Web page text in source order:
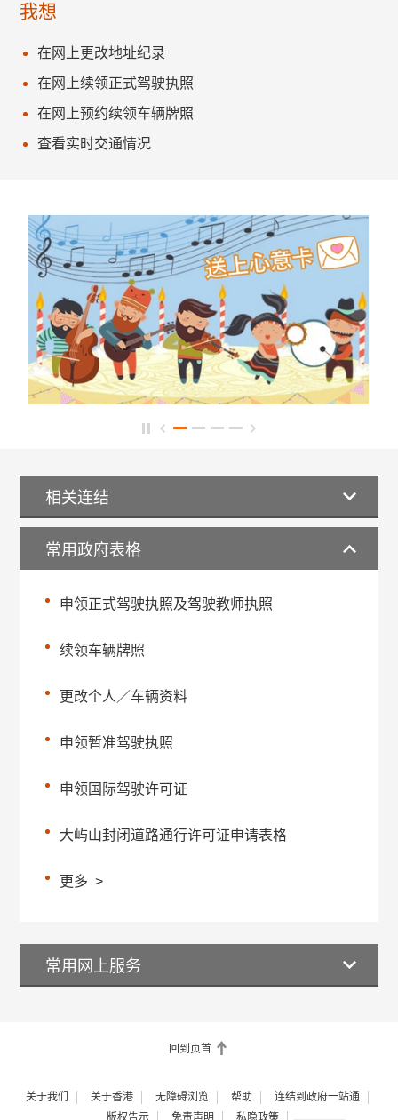
我想
在网上更改地址纪录
在网上续领正式驾驶执照
在网上预约续领车辆牌照
查看实时交通情况
相关连结
常用政府表格
申领正式驾驶执照及驾驶教师执照
续领车辆牌照
更改个人／车辆资料
申领暂准驾驶执照
申领国际驾驶许可证
大屿山封闭道路通行许可证申请表格
更多 >
常用网上服务
回到页首
关于我们 关于香港 无障碍浏览 帮助
连结到政府一站通
版权告示
免责声明 私隐政策